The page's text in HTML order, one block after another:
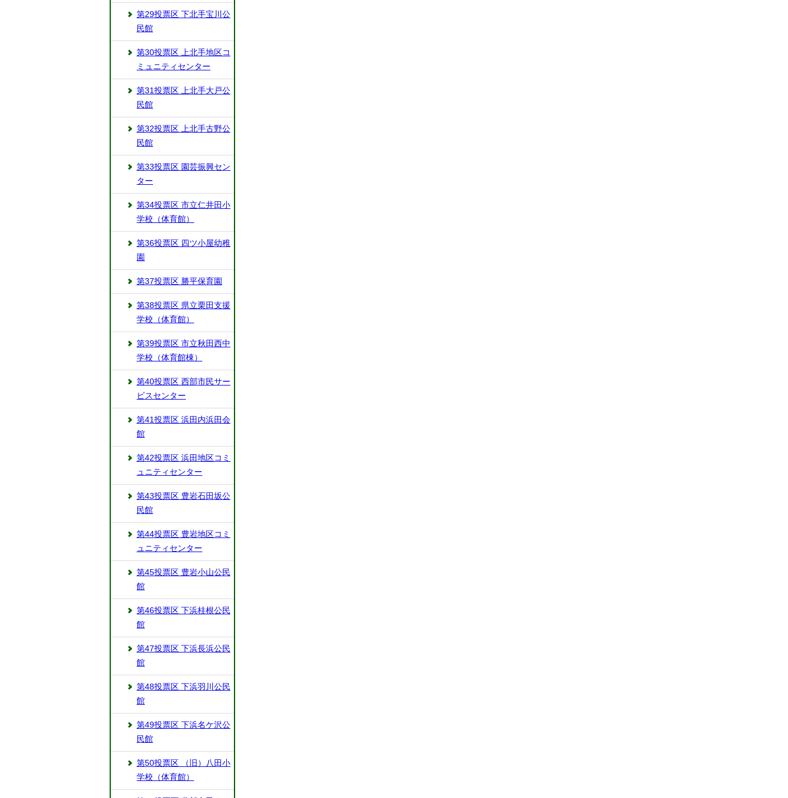
第29投票区 下北手宝川公
民館
第30投票区 上北手地区コ
ミュニティセンター
第31投票区 上北手大戸公
民館
第32投票区 上北手古野公
民館
第33投票区 園芸振興セン
ター
第34投票区 市立仁井田小
学校（体育館）
第36投票区 四ツ小屋幼稚
園
第37投票区 勝平保育園
第38投票区 県立栗田支援
学校（体育館）
第39投票区 市立秋田西中
学校（体育館棟）
第40投票区 西部市民サー
ビスセンター
第41投票区 浜田内浜田会
館
第42投票区 浜田地区コミ
ュニティセンター
第43投票区 豊岩石田坂公
民館
第44投票区 豊岩地区コミ
ュニティセンター
第45投票区 豊岩小山公民
館
第46投票区 下浜桂根公民
館
第47投票区 下浜長浜公民
館
第48投票区 下浜羽川公民
館
第49投票区 下浜名ケ沢公
民館
第50投票区 （旧）八田小
学校（体育館）